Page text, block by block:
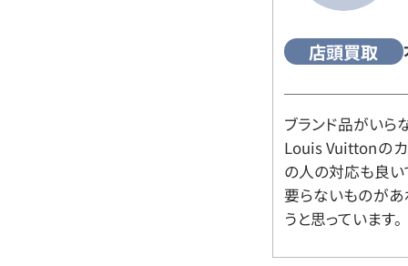
店頭買取
ブランド品がいら
Louis Vuittonの
の人の対応も良い
要らないものがあ
うと思っています。